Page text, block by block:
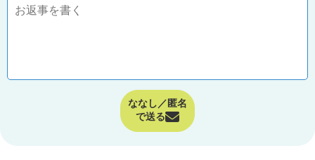
ななし／匿名
で送る